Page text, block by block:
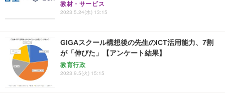
教材・サービス
2023.5.24(水) 13:15
GIGAスクール構想後の先生のICT活用能力、7割
が「伸びた」【アンケート結果】
教育行政
2023.9.5(火) 15:15